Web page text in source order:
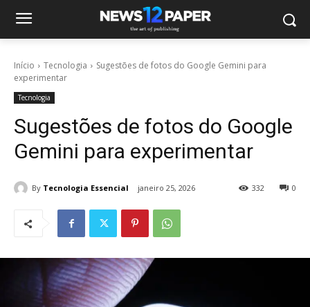
Início Tecnologia
Sugestões de fotos do Google Gemini para
experimentar
Tecnologia
Sugestões de fotos do Google
Gemini para experimentar
By Tecnologia Essencial janeiro 25, 2026 0
332